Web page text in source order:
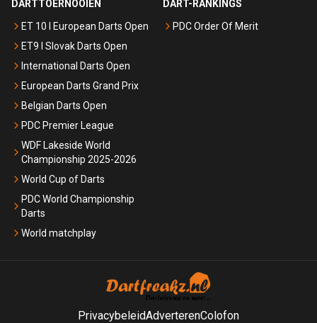
DARTTOERNOOIEN
ET 10 I European Darts Open
ET9 I Slovak Darts Open
International Darts Open
European Darts Grand Prix
Belgian Darts Open
PDC Premier League
WDF Lakeside World
Championship 2025-2026
World Cup of Darts
PDC World Championship
Darts
World matchplay
DART-RANKINGS
PDC Order Of Merit
PrivacybeleidAdverterenColofon